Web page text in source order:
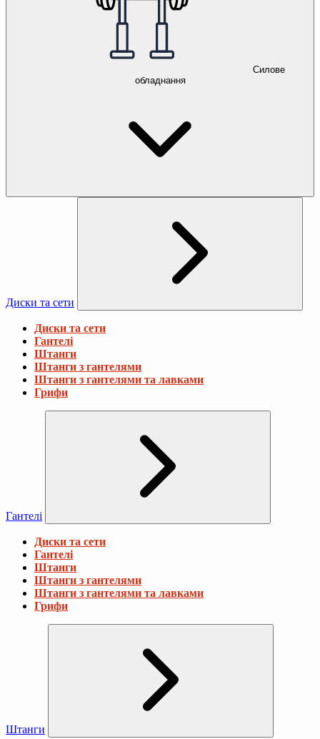
Силове
обладнання
Диски та сети
Диски та сети
Гантелі
Штанги
Штанги з гантелями
Штанги з гантелями та лавками
Грифи
Гантелі
Диски та сети
Гантелі
Штанги
Штанги з гантелями
Штанги з гантелями та лавками
Грифи
Штанги